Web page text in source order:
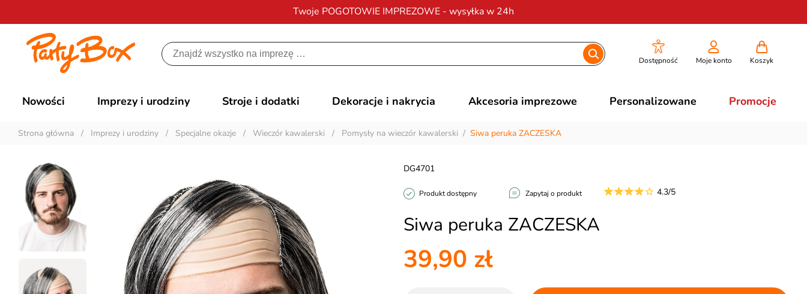
Twoje POGOTOWIE IMPREZOWE - wysyłka w 24h
Darmowa dostawana zamówienia od 200 zł
Dostępność Moje konto Koszyk
Nowości Imprezy i urodziny Stroje i dodatki Dekoracje i nakrycia Akcesoria imprezowe Personalizowane Promocje
Strona główna / Imprezy i urodziny / Specjalne okazje / Wieczór kawalerski / Pomysły na wieczór kawalerski / Siwa peruka ZACZESKA
Siwa peruka ZACZESKA
DG4701
Produkt dostępny Zapytaj o produkt 4.3/5
39,90 zł